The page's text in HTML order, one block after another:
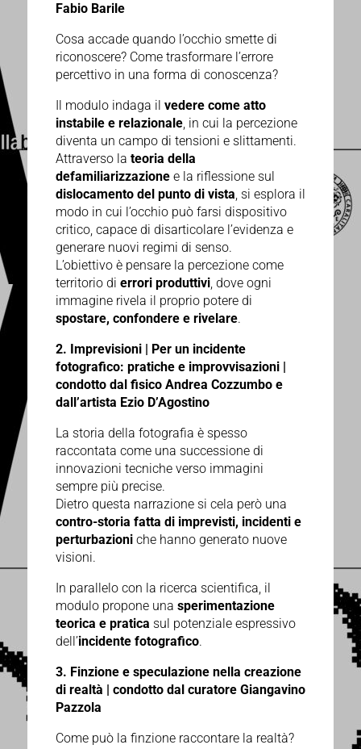
Fabio Barile
Cosa accade quando l’occhio smette di
riconoscere? Come trasformare l’errore
percettivo in una forma di conoscenza?
Il modulo indaga il vedere come atto
instabile e relazionale, in cui la percezione
diventa un campo di tensioni e slittamenti.
Attraverso la teoria della
defamiliarizzazionee la riflessione sul
dislocamento del punto di vista, si esplora il
modo in cui l’occhio può farsi dispositivo
critico, capace di disarticolare l’evidenza e
generare nuovi regimi di senso.
L’obiettivo è pensare la percezione come
territorio di errori produttivi, dove ogni
immagine rivela il proprio potere di
spostare, confondere e rivelare.
2. Imprevisioni | Per un incidente
fotografico: pratiche e improvvisazioni |
condotto dal fisico Andrea Cozzumbo e
dall’artista Ezio D’Agostino
La storia della fotografia è spesso
raccontata come una successione di
innovazioni tecniche verso immagini
sempre più precise.
Dietro questa narrazione si cela però una
contro-storia fatta di imprevisti, incidenti e
perturbazioniche hanno generato nuove
visioni.
In parallelo con la ricerca scientifica, il
modulo propone una sperimentazione
teorica e pratica sul potenziale espressivo
dell’incidente fotografico.
3. Finzione e speculazione nella creazione
di realtà | condotto dal curatore Giangavino
Pazzola
Come può la finzione raccontare la realtà?